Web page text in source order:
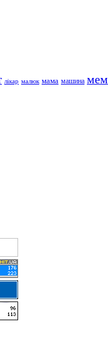
лікар малюк мама машина мем